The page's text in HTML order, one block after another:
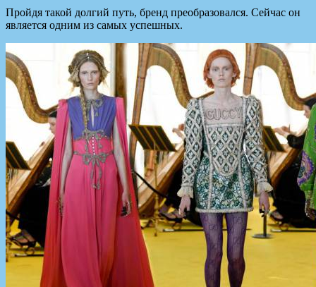
Пройдя такой долгий путь, бренд преобразовался. Сейчас он
является одним из самых успешных.